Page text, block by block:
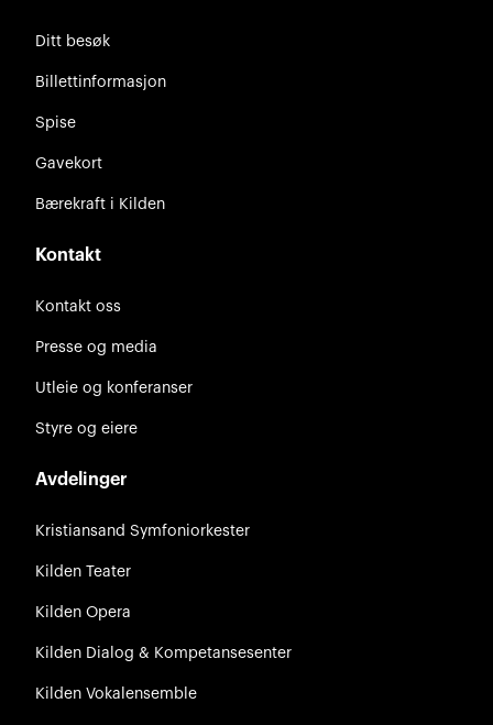
Ditt besøk
Billettinformasjon
Spise
Gavekort
Bærekraft i Kilden
Kontakt
Kontakt oss
Presse og media
Utleie og konferanser
Styre og eiere
Avdelinger
Kristiansand Symfoniorkester
Kilden Teater
Kilden Opera
Kilden Dialog & Kompetansesenter
Kilden Vokalensemble